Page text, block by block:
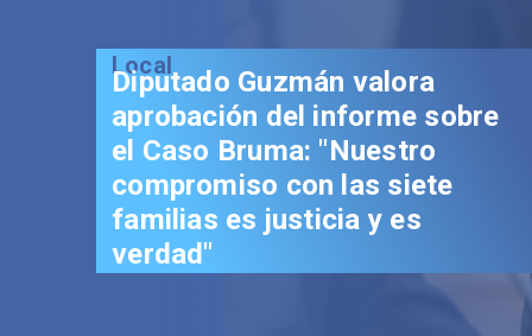
Local
Senador Vial celebra
aprobación del proyecto de
Reconstrucción: "Es un hito
trascendental en beneficio de
los chilenos"